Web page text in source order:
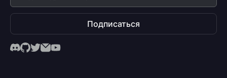
Подписаться